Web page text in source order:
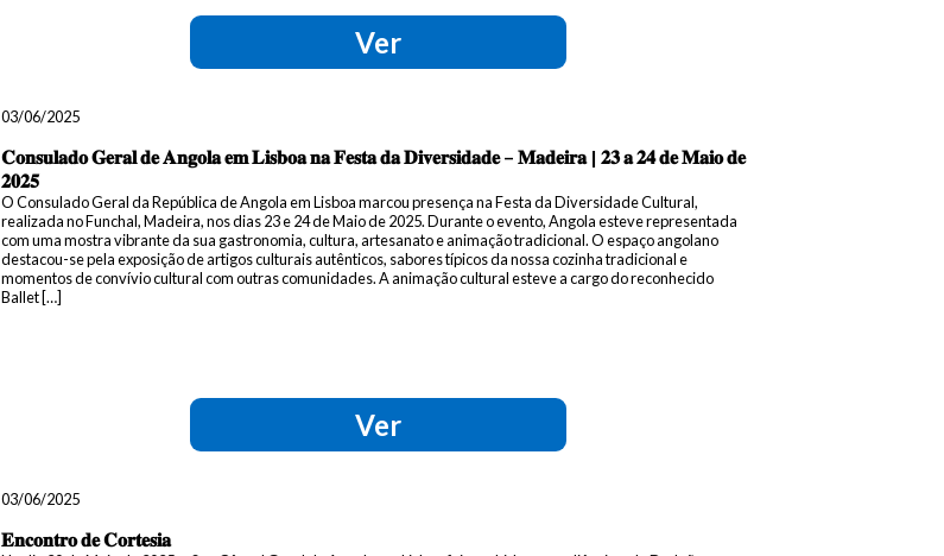
Ver
03/06/2025
𝐂𝐨𝐧𝐬𝐮𝐥𝐚𝐝𝐨 𝐆𝐞𝐫𝐚𝐥 𝐝𝐞 𝐀𝐧𝐠𝐨𝐥𝐚 𝐞𝐦 𝐋𝐢𝐬𝐛𝐨𝐚 𝐧𝐚 𝐅𝐞𝐬𝐭𝐚 𝐝𝐚 𝐃𝐢𝐯𝐞𝐫𝐬𝐢𝐝𝐚𝐝𝐞 – 𝐌𝐚𝐝𝐞𝐢𝐫𝐚 | 𝟐𝟑 𝐚 𝟐𝟒 𝐝𝐞 𝐌𝐚𝐢𝐨 𝐝𝐞
𝟐𝟎𝟐𝟓
O Consulado Geral da República de Angola em Lisboa marcou presença na Festa da Diversidade Cultural,
realizada no Funchal, Madeira, nos dias 23 e 24 de Maio de 2025. Durante o evento, Angola esteve representada
com uma mostra vibrante da sua gastronomia, cultura, artesanato e animação tradicional. O espaço angolano
destacou-se pela exposição de artigos culturais autênticos, sabores típicos da nossa cozinha tradicional e
momentos de convívio cultural com outras comunidades. A animação cultural esteve a cargo do reconhecido
Ballet […]
Ver
03/06/2025
𝐄𝐧𝐜𝐨𝐧𝐭𝐫𝐨 𝐝𝐞 𝐂𝐨𝐫𝐭𝐞𝐬𝐢𝐚